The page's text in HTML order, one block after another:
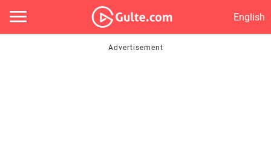
English